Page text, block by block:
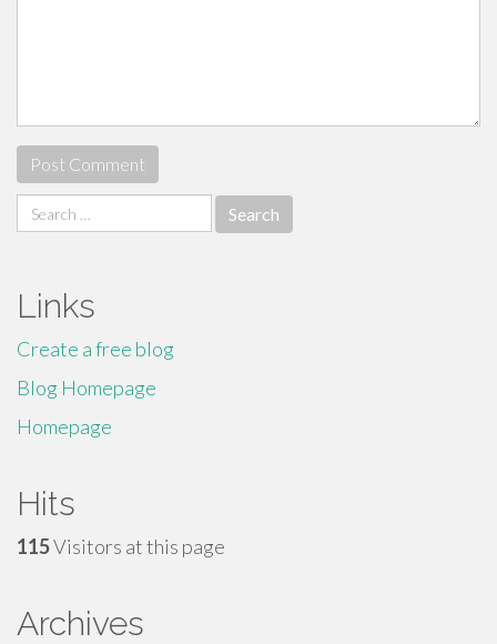
Search
for:
Links
Create a free blog
Blog Homepage
Homepage
Hits
115Visitors at this page
Archives